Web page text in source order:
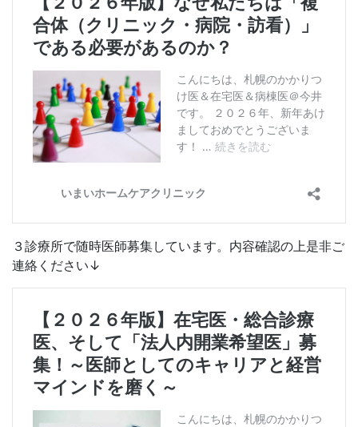
３診療所で随時医師募集しています。内容確認の上是非ご
連絡ください↓